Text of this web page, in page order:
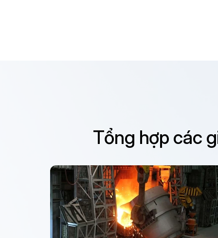
Tổng hợp các